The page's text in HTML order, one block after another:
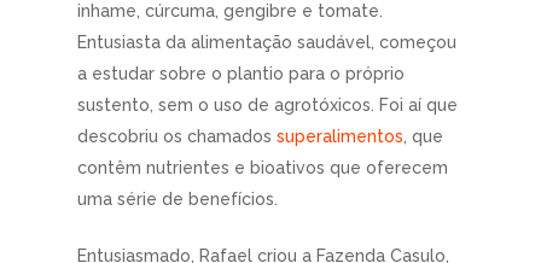
inhame, cúrcuma, gengibre e tomate.
Entusiasta da alimentação saudável, começou
a estudar sobre o plantio para o próprio
sustento, sem o uso de agrotóxicos. Foi aí que
descobriu os chamados superalimentos , que
contêm nutrientes e bioativos que oferecem
uma série de benefícios.
Entusiasmado, Rafael criou a Fazenda Casulo,